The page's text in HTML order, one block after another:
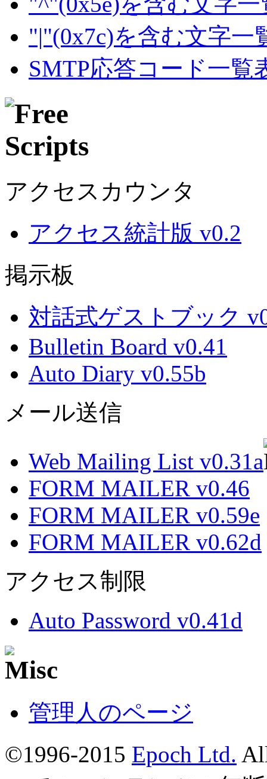
"|"(0x7c)を含む文字一
SMTP応答コード一覧
アクセスカウンタ
アクセス統計版 v0.2
掲示板
対話式ゲストブック
Bulletin Board v0.41
Auto Diary v0.55b
メール送信
Web Mailing List v0.31a
FORM MAILER v0.46
FORM MAILER v0.59e
FORM MAILER v0.62d
アクセス制限
Auto Password v0.41d
管理人のページ
©1996-2015 Epoch Ltd.